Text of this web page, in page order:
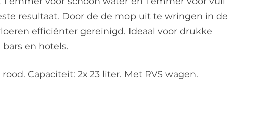
resultaat. Door de de mop uit te wringen in de
efficiënter gereinigd. Ideaal voor drukke
bars en hotels.
Capaciteit: 2x 23 liter. Met RVS wagen.